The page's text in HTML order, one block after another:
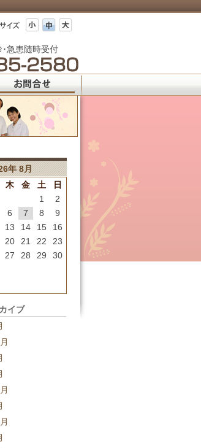
急患随時受付
年 8月
木 金 土 日
1
2
6 7 8
9
13 14 15
16
20 21 22
23
27 28 29
30
イブ